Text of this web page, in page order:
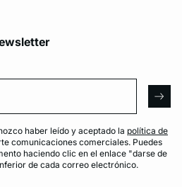
haber leído y aceptado la política de
comunicaciones comerciales. Puedes
haciendo clic en el enlace "darse de
de cada correo electrónico.